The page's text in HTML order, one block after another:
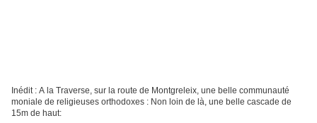
Inédit : A la Traverse, sur la route de Montgreleix, une belle communauté
moniale de religieuses orthodoxes : Non loin de là, une belle cascade de
15m de haut: